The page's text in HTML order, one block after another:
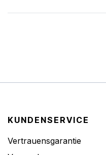
KUNDENSERVICE
Vertrauensgarantie